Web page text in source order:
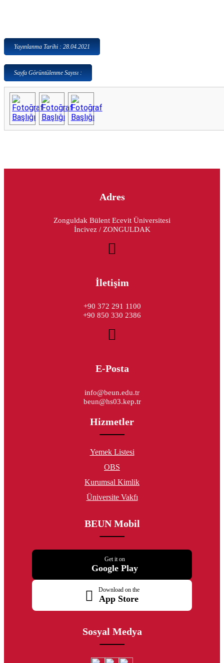
Yayınlanma Tarihi : 28.04.2021
Sayfa Görüntülenme Sayısı :
Adres
Zonguldak Bülent Ecevit Üniversitesi
İncivez / ZONGULDAK
İletişim
+90 372 291 1100
+90 850 330 2386
E-Posta
info@beun.edu.tr
beun@hs03.kep.tr
Hizmetler
Yemek Listesi
OBS
Kurumsal Kimlik
Üniversite Vakfı
BEUN Mobil
Get it on
Google Play
Download on the
App Store
Sosyal Medya